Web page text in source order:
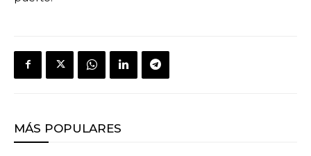
MÁS POPULARES